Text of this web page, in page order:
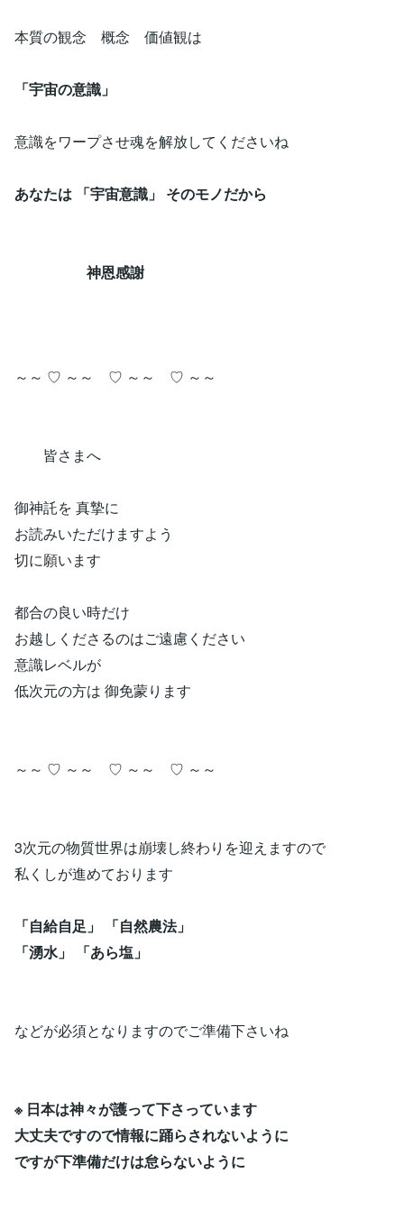
本質の観念 概念 価値観は
「宇宙の意識」
意識をワープさせ魂を解放してくださいね
あなたは 「宇宙意識」 そのモノだから
神恩感謝
～～ ♡ ～～ ♡ ～～ ♡ ～～
皆さまへ
御神託を 真摯に
お読みいただけますよう
切に願います
都合の良い時だけ
お越しくださるのはご遠慮ください
意識レベルが
低次元の方は 御免蒙ります
～～ ♡ ～～ ♡ ～～ ♡ ～～
3次元の物質世界は崩壊し終わりを迎えますので
私くしが進めております
「自給自足」 「自然農法」
「湧水」 「あら塩」
などが必須となりますのでご準備下さいね
※ 日本は神々が護って下さっています
大丈夫ですので情報に踊らされないように
ですが下準備だけは怠らないように